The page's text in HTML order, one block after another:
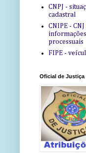
CNPJ -
cadastral
CNIPE - CNJ
informações
processuais
FIPE -
Oficial de Justiça